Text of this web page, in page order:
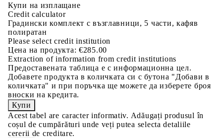
Купи на изплащане
Credit calculator
Градински комплект с възглавници, 5 части, кафяв
полиратан
Please select credit institution
Цена на продукта: €285.00
Extraction of information from credit institutions
Предоставената таблица е с информационна цел.
Добавете продукта в количката си с бутона "Добави в
количката" и при поръчка ще можете да изберете броя
вноски на кредита.
Acest tabel are caracter informativ. Adăugați produsul în
coșul de cumpărături unde veți putea selecta detaliile
cererii de creditare.